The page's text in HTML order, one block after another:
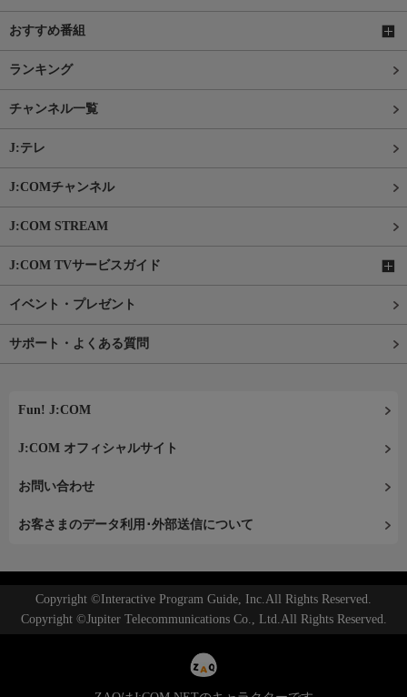
おすすめ番組
ランキング
チャンネル一覧
J:テレ
J:COMチャンネル
J:COM STREAM
J:COM TVサービスガイド
イベント・プレゼント
サポート・よくある質問
Fun! J:COM
J:COM オフィシャルサイト
お問い合わせ
お客さまのデータ利用･外部送信について
Copyright ©Interactive Program Guide, Inc.All Rights Reserved.
Copyright ©Jupiter Telecommunications Co., Ltd.All Rights Reserved.